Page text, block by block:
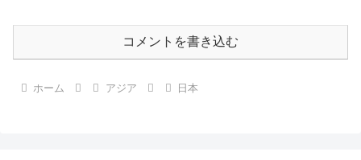
コメントを書き込む
ホーム アジア 日本